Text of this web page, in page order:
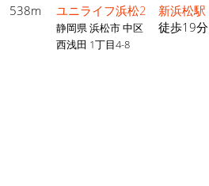
538m
ユニライフ浜松2
静岡県 浜松市 中区
西浅田 1丁目4-8
新浜松駅
徒歩19分